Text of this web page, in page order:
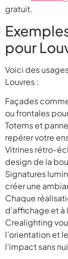
gratuit.
pour
Voici des
Louvres :
Façades
ou frontales
Totems et
repérer votre
Vitrines rétro-
design de la
Signatures
créer une
Chaque
d’affichage et à
Crealighting
l’orientation et
l’impact sans